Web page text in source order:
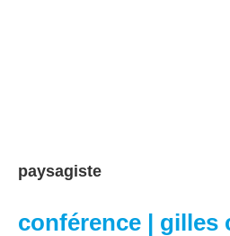
paysagiste
conférence | gilles